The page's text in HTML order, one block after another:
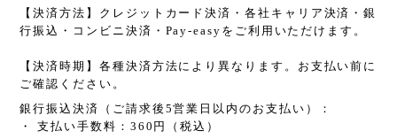
【決済方法】クレジットカード決済・各社キャリア決済・銀
行振込・コンビニ決済・Pay-easyをご利用いただけます。
【決済時期】各種決済方法により異なります。お支払い前に
ご確認ください。
銀行振込決済（ご請求後5営業日以内のお支払い）：
・ 支払い手数料：360円（税込）